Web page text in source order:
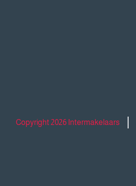
Copyright 2026 Intermakelaars